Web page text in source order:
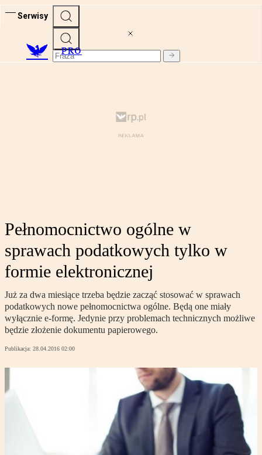
Serwisy
PRO
Pełnomocnictwo ogólne w
sprawach podatkowych tylko w
formie elektronicznej
Już za dwa miesiące trzeba będzie zacząć stosować w sprawach
podatkowych nowe pełnomocnictwa ogólne. Będą one miały
wyłącznie e-formę. Jedynie przy problemach technicznych możliwe
będzie złożenie dokumentu papierowego.
Publikacja: 28.04.2016 02:00